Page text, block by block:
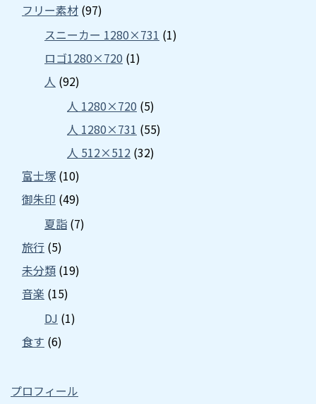
フリー素材 (97)
スニーカー 1280×731 (1)
ロゴ1280×720 (1)
人 (92)
人 1280×720 (5)
人 1280×731 (55)
人 512×512 (32)
富士塚 (10)
御朱印 (49)
夏詣 (7)
旅行 (5)
未分類 (19)
音楽 (15)
DJ (1)
食す (6)
プロフィール